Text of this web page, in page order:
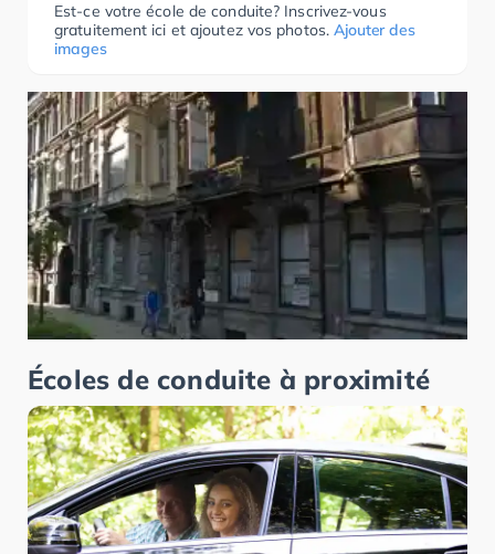
Est-ce votre école de conduite? Inscrivez-vous
gratuitement ici et ajoutez vos photos. Ajouter des
images
Écoles de conduite à proximité